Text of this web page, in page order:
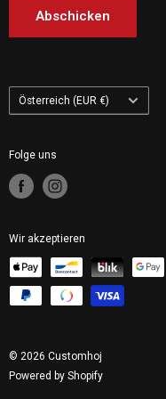
Abschicken
Customhoj Niederlande
Customhoj Finnland
Land/Region
Österreich (EUR €)
Folge uns
Wir akzeptieren
© 2026 Customhoj
Powered by Shopify